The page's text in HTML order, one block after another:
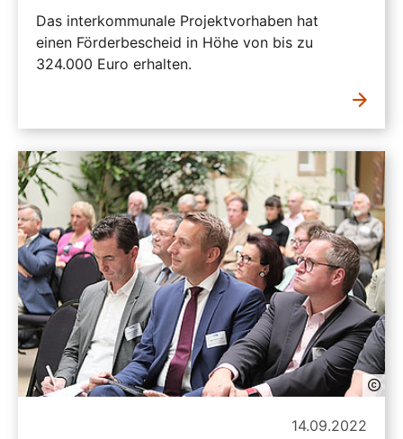
Das interkommunale Projektvorhaben hat
einen Förderbescheid in Höhe von bis zu
324.000 Euro erhalten.
14.09.2022